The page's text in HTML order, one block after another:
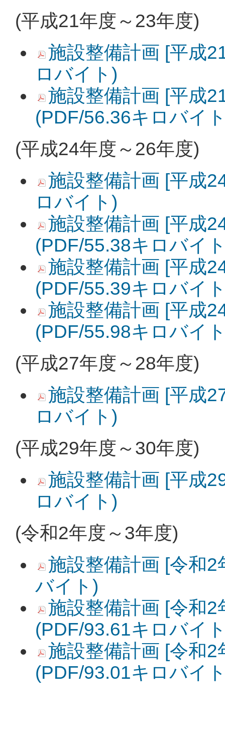
(平成21年度～23年度)
施設整備計画 [平成
ロバイト)
施設整備計画 [平成
(PDF/56.36キロバイ
(平成24年度～26年度)
施設整備計画 [平成
ロバイト)
施設整備計画 [平成
(PDF/55.38キロバイ
施設整備計画 [平成
(PDF/55.39キロバイ
施設整備計画 [平成
(PDF/55.98キロバイ
(平成27年度～28年度)
施設整備計画 [平成
ロバイト)
(平成29年度～30年度)
施設整備計画 [平成
ロバイト)
(令和2年度～3年度)
施設整備計画 [令和
バイト)
施設整備計画 [令和
(PDF/93.61キロバイ
施設整備計画 [令和
(PDF/93.01キロバイ